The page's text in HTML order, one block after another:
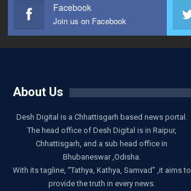
Facebook
Join us on Facebook
About Us
Desh Digital is a Chhattisgarh based news portal.
The head office of Desh Digital is in Raipur,
Chhattisgarh, and a sub head office in
Bhubaneswar ,Odisha.
With its tagline, “Tathya, Kathya, Samvad” ,it aims to
provide the truth in every news.